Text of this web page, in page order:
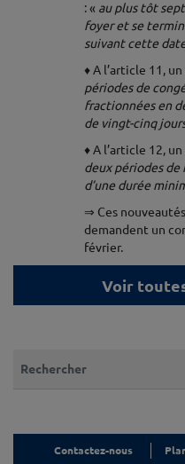
: « au plus tôt
foyer et se
suivant cette
♦ A l’article 11,
périodes de
fractionnées en
de vingt-cinq
♦ A l’article 12,
deux périodes
d’une durée
⇒ Ces
demandent un
février.
Voir
Contactez-nous